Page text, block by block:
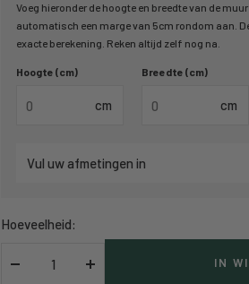
Voeg hieronder de hoogte en breedte van de
automatisch een marge van 5cm rondom aan.
exacte berekening. Reken altijd zelf nog na.
Hoogte (cm)
cm
Breedte (cm)
cm
Vul uw afmetingen in
Hoeveelheid:
Verlaag
IN